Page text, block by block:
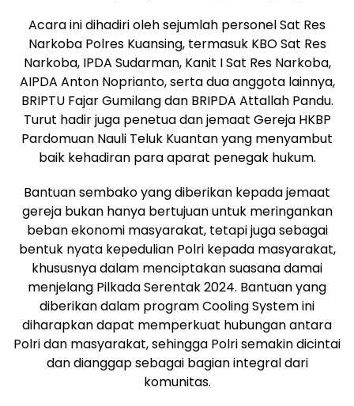
Acara ini dihadiri oleh sejumlah personel Sat Res
Narkoba Polres Kuansing, termasuk KBO Sat Res
Narkoba, IPDA Sudarman, Kanit I Sat Res Narkoba,
AIPDA Anton Noprianto, serta dua anggota lainnya,
BRIPTU Fajar Gumilang dan BRIPDA Attallah Pandu.
Turut hadir juga penetua dan jemaat Gereja HKBP
Pardomuan Nauli Teluk Kuantan yang menyambut
baik kehadiran para aparat penegak hukum.
Bantuan sembako yang diberikan kepada jemaat
gereja bukan hanya bertujuan untuk meringankan
beban ekonomi masyarakat, tetapi juga sebagai
bentuk nyata kepedulian Polri kepada masyarakat,
khususnya dalam menciptakan suasana damai
menjelang Pilkada Serentak 2024. Bantuan yang
diberikan dalam program Cooling System ini
diharapkan dapat memperkuat hubungan antara
Polri dan masyarakat, sehingga Polri semakin dicintai
dan dianggap sebagai bagian integral dari
komunitas.